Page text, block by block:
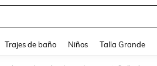
Trajes de baño Niños Talla Grande